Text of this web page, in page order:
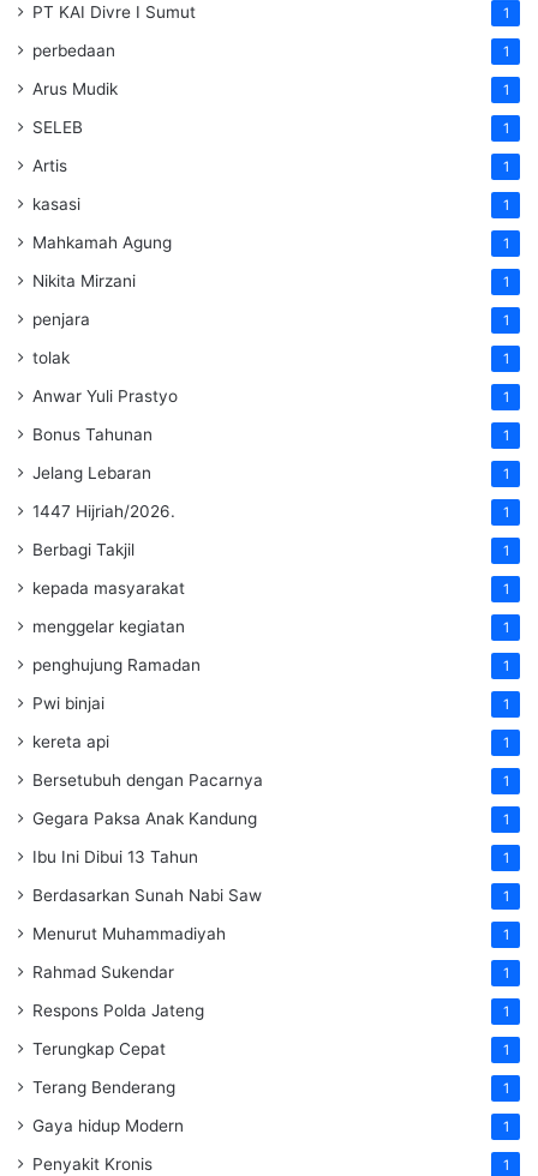
PT KAI Divre I Sumut 1
perbedaan 1
Arus Mudik 1
SELEB 1
Artis 1
kasasi 1
Mahkamah Agung 1
Nikita Mirzani 1
penjara 1
tolak 1
Anwar Yuli Prastyo 1
Bonus Tahunan 1
Jelang Lebaran 1
1447 Hijriah/2026. 1
Berbagi Takjil 1
kepada masyarakat 1
menggelar kegiatan 1
penghujung Ramadan 1
Pwi binjai 1
kereta api 1
Bersetubuh dengan Pacarnya 1
Gegara Paksa Anak Kandung 1
Ibu Ini Dibui 13 Tahun 1
Berdasarkan Sunah Nabi Saw 1
Menurut Muhammadiyah 1
Rahmad Sukendar 1
Respons Polda Jateng 1
Terungkap Cepat 1
Terang Benderang 1
Gaya hidup Modern 1
Penyakit Kronis 1